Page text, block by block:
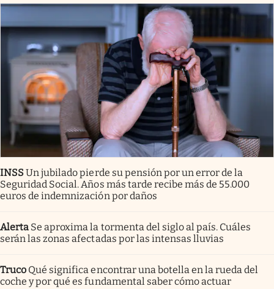
INSSUn jubilado pierde su pensión por un error de la
Seguridad Social. Años más tarde recibe más de 55.000
euros de indemnización por daños
Alerta Se aproxima la tormenta del siglo al país. Cuáles
serán las zonas afectadas por las intensas lluvias
Truco Qué significa encontrar una botella en la rueda del
coche y por qué es fundamental saber cómo actuar